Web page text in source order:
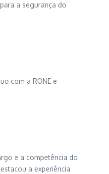
a segurança do
com a RONE e
e a competência do
a experiência